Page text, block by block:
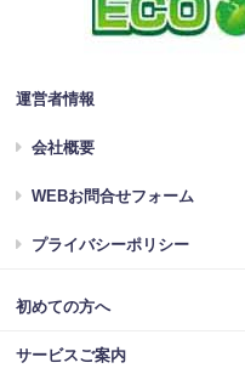
運営者情報
会社概要
WEBお問合せフォーム
プライバシーポリシー
初めての方へ
サービスご案内